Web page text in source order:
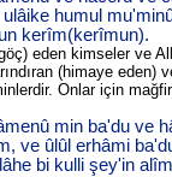
humul
kerîm(kerîmun).
eden kimseler ve
(himaye eden)
Onlar için
min ba'du ve
ve ûlûl erhâmi
bi kulli şey'in